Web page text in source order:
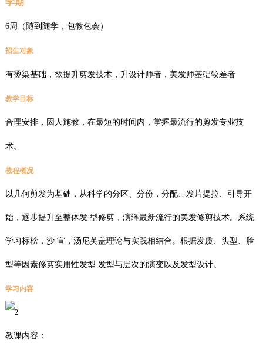
学期
6周（随到随学，包教包会）
招生对象
有烫染基础，欲提升剪发技术，升设计师者，美发师基础较差者
教学目标
合理安排，因人施教，在最短的时间内，掌握最流行的剪发专业技
术。
教程概况
以几何剪发为基础，从科学的分区、分份，分配、发片提拉、引导开
始，逐步提升至整体发 型修剪，演绎最新流行的美发修剪技术。系统
学习标榜，沙 宣，汤尼英盖理论与实践相结合。根据发质、头型、脸
型等因素修剪实用性发型.发型与层次的演变以及发型设计。
学习内容
教课内容：